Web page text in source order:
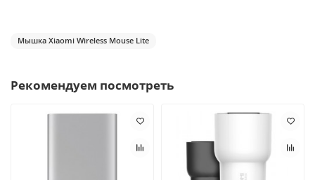
Мышка Xiaomi Wireless Mouse Lite
Рекомендуем посмотреть